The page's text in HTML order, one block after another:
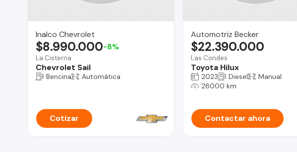
Inalco Chevrolet
La Cisterna
Chevrolet Sail
$8.990.000-8%
Bencina Automática
Cotizar
Automotriz Becker
Las Condes
Toyota Hilux
$22.390.000
2023 Diesel
Manual
28000 km
Contactar ahora